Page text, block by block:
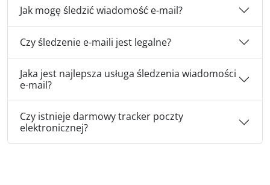
Jak mogę śledzić wiadomość e-mail?
Czy śledzenie e-maili jest legalne?
Jaka jest najlepsza usługa śledzenia wiadomości
e-mail?
Czy istnieje darmowy tracker poczty
elektronicznej?